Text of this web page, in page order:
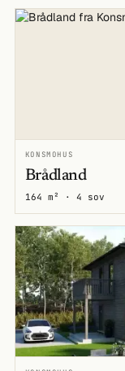
KONSMOHUS
Brådland
164 m² · 4 sov